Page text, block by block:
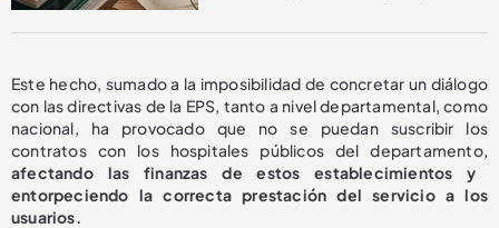
Este hecho, sumado a la imposibilidad de concretar un diálogo
con las directivas de la EPS, tanto a nivel departamental, como
nacional, ha provocado que no se puedan suscribir los
contratos con los hospitales públicos del departamento,
afectando las finanzas de estos establecimientos y
entorpeciendo la correcta prestación del servicio a los
usuarios.